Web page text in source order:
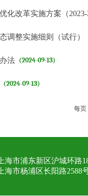
改革实施方案（2023-
调整实施细则（试行）
法 (2024-09-13)
(2024-09-13)
每页
海市浦东新区沪城环路
海市杨浦区长阳路2588